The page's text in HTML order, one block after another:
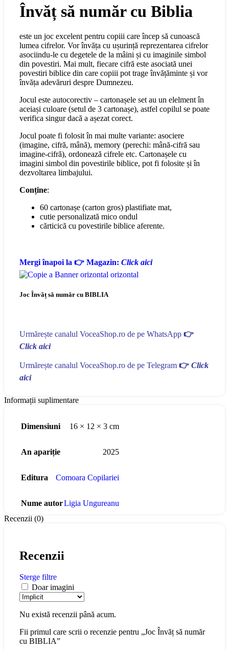
Învăț să număr cu Biblia
este un joc excelent pentru copiii care încep să cunoască
lumea cifrelor. Vor învăța cu ușurință reprezentarea cifrelor
asociindu-le cu degetele de la mâini și cu imaginile simbol
din povestiri. Mai mult, fiecare cifră este asociată unei
povestiri biblice din care copiii pot trage învățăminte și vor
învăța adevăruri despre Dumnezeu.
Jocul este autocorectiv – cartonașele set au un elelment în
aceiași culoare (setul de 3 cartonașe), astfel copilul se poate
verifica singur dacă a așezat corect.
Jocul poate fi folosit în mai multe variante: asociere
(imagine, cifră, mână), memory (perechi: mână-cifră sau
imagine-cifră), ordonează cifrele etc. Cartonașele cu
imagini simbol din povestirile biblice, pot fi folosite și în
dezvoltarea limbajului.
Conține:
60 cartonașe (carton gros) plastifiate mat,
cutie personalizată mico ondul
cărticică cu povestirile biblice aferente.
Mergi înapoi la 👉 Magazin: Click aici
Joc Învăț să număr cu BIBLIA
Urmărește canalul VoceaShop.ro de pe WhatsApp 👉
Click aici
Urmărește canalul VoceaShop.ro de pe Telegram 👉 Click
aici
Informații suplimentare
Dimensiuni 16 × 12 × 3 cm
An apariție 2025
Editura Comoara Copilariei
Nume autorLigia Ungureanu
Recenzii (0)
Recenzii
Sterge filtre
Doar imagini
Nu există recenzii până acum.
Fii primul care scrii o recenzie pentru „Joc Învăț să număr
cu BIBLIA”